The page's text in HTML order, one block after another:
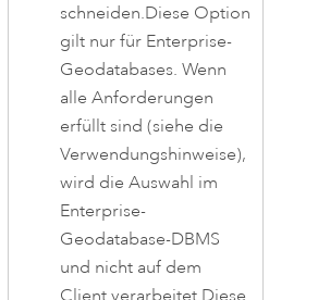
schneiden.Diese Option
gilt nur für Enterprise-
Geodatabases. Wenn
alle Anforderungen
erfüllt sind (siehe die
Verwendungshinweise),
wird die Auswahl im
Enterprise-
Geodatabase-DBMS
und nicht auf dem
Client verarbeitet.Diese